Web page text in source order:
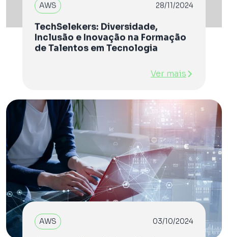
AWS 28/11/2024
TechSelekers: Diversidade,
Inclusão e Inovação na Formação
de Talentos em Tecnologia
Ver mais
AWS 03/10/2024